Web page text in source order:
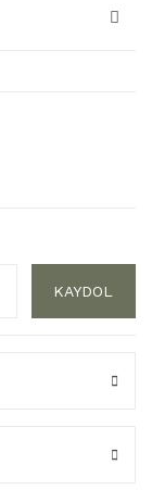
KAYDOL